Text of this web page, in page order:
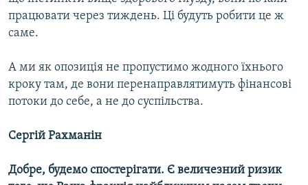
працювати через тиждень. Ці будуть робити це ж
саме.
А ми як опозиція не пропустимо жодного їхнього
кроку там, де вони перенаправлятимуть фінансові
потоки до себе, а не до суспільства.
Сергій Рахманін
Добре, будемо спостерігати. Є величезний ризик